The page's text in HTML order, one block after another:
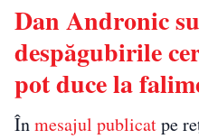
Dan Andronic
despăgubirile
pot duce la
Înmesajul publicatpe